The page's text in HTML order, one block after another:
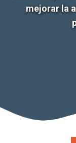
mejorar la